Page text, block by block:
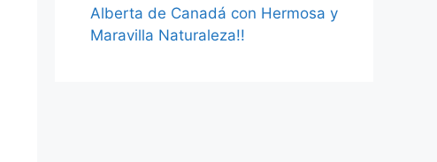
Alberta de Canadá con Hermosa y
Maravilla Naturaleza!!